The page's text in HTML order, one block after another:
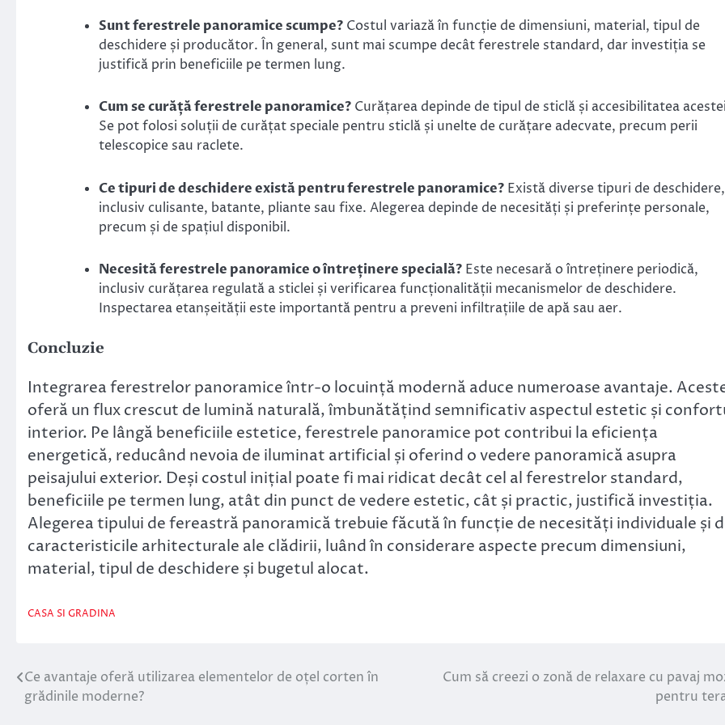
Sunt ferestrele panoramice scumpe? Costul variază în funcție de dimensiuni, material, tipul de
deschidere și producător. În general, sunt mai scumpe decât ferestrele standard, dar investiția se
justifică prin beneficiile pe termen lung.
Cum se curăță ferestrele panoramice? Curățarea depinde de tipul de sticlă și accesibilitatea
Se pot folosi soluții de curățat speciale pentru sticlă și unelte de curățare adecvate, precum perii
telescopice sau raclete.
Ce tipuri de deschidere există pentru ferestrele panoramice? Există diverse tipuri de deschidere,
inclusiv culisante, batante, pliante sau fixe. Alegerea depinde de necesități și preferințe personale,
precum și de spațiul disponibil.
Necesită ferestrele panoramice o întreținere specială? Este necesară o întreținere periodică,
inclusiv curățarea regulată a sticlei și verificarea funcționalității mecanismelor de deschidere.
Inspectarea etanșeității este importantă pentru a preveni infiltrațiile de apă sau aer.
Concluzie
Integrarea ferestrelor panoramice într-o locuință modernă aduce numeroase avantaje.
oferă un flux crescut de lumină naturală, îmbunătățind semnificativ aspectul estetic și
interior. Pe lângă beneficiile estetice, ferestrele panoramice pot contribui la eficiența
energetică, reducând nevoia de iluminat artificial și oferind o vedere panoramică asupra
peisajului exterior. Deși costul inițial poate fi mai ridicat decât cel al ferestrelor standard,
beneficiile pe termen lung, atât din punct de vedere estetic, cât și practic, justifică investiția.
Alegerea tipului de fereastră panoramică trebuie făcută în funcție de necesități individuale și
caracteristicile arhitecturale ale clădirii, luând în considerare aspecte precum dimensiuni,
material, tipul de deschidere și bugetul alocat.
CASA SI GRADINA
Navigare
în
Ce avantaje oferă utilizarea elementelor de oțel corten în
grădinile moderne?
Cum să creezi o zonă de relaxare cu pavaj
pentru